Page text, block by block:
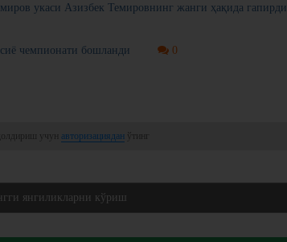
укаси Азизбек Темировнинг жанги ҳақида гапирди
чемпионати бошланди 0
учун авторизацияданўтинг
янгиликларни кўриш